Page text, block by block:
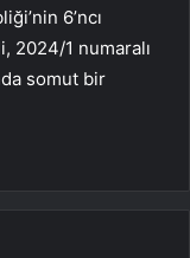
6’ncı
2024/1 numaralı
somut bir